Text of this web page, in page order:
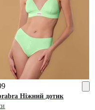
Ніжний дотик